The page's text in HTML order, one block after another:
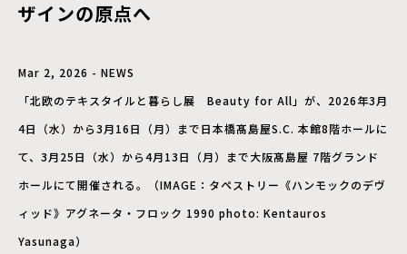
ザインの原点へ
Mar 2, 2026 - NEWS
「北欧のテキスタイルと暮らし展 Beauty for All」が、2026年3月
4日（水）から3月16日（月）まで日本橋髙島屋S.C. 本館8階ホールに
て、3月25日（水）から4月13日（月）まで大阪髙島屋 7階グランド
ホールにて開催される。（IMAGE：タペストリー《ハンモックのデヴ
ィッド》アグネータ・フロック 1990 photo: Kentauros
Yasunaga）